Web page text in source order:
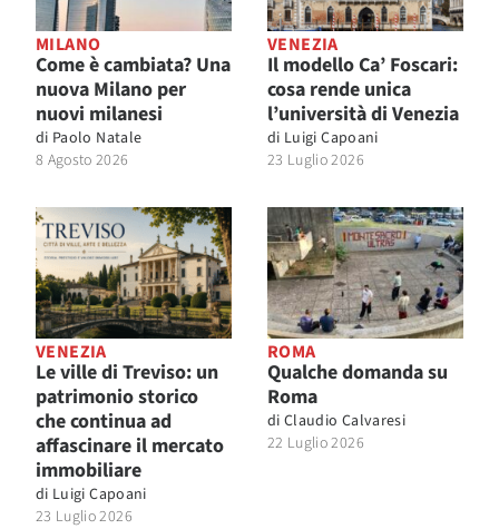
MILANO
Come è cambiata? Una
nuova Milano per
nuovi milanesi
di Paolo Natale
8 Agosto 2026
VENEZIA
Il modello Ca’ Foscari:
cosa rende unica
l’università di Venezia
di Luigi Capoani
23 Luglio 2026
VENEZIA
Le ville di Treviso: un
patrimonio storico
che continua ad
affascinare il mercato
immobiliare
di Luigi Capoani
23 Luglio 2026
ROMA
Qualche domanda su
Roma
di Claudio Calvaresi
22 Luglio 2026